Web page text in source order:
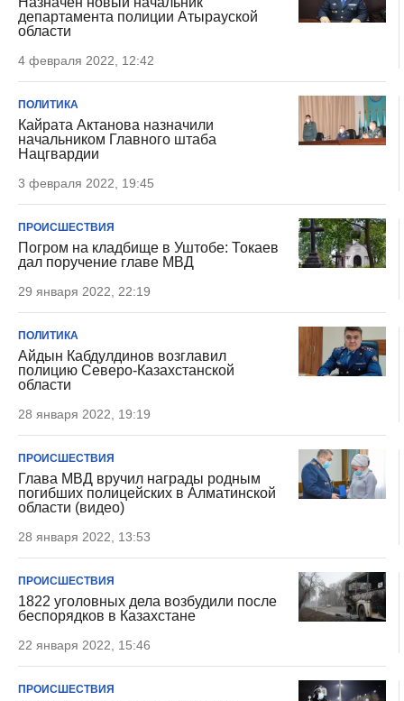
департамента полиции Атырауской
области
4 февраля 2022, 12:42
ПОЛИТИКА
Кайрата Актанова назначили
начальником Главного штаба
Нацгвардии
3 февраля 2022, 19:45
ПРОИСШЕСТВИЯ
Погром на кладбище в Уштобе: Токаев
дал поручение главе МВД
29 января 2022, 22:19
ПОЛИТИКА
Айдын Кабдулдинов возглавил
полицию Северо-Казахстанской
области
28 января 2022, 19:19
ПРОИСШЕСТВИЯ
Глава МВД вручил награды родным
погибших полицейских в Алматинской
области (видео)
28 января 2022, 13:53
ПРОИСШЕСТВИЯ
1822 уголовных дела возбудили после
беспорядков в Казахстане
22 января 2022, 15:46
ПРОИСШЕСТВИЯ